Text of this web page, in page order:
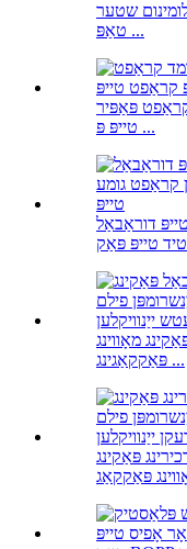
שטער
טאַפּ ...
קראַפט פּאַפּיר
טייפּ פּ ...
דוראַבאַל
מאָווינג
פּאַקקאַגינג ...
פּאַקינג